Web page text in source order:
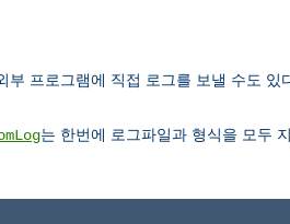
프로그램에 직접 로그를 보낼 수도 있
는 한번에 로그파일과 형식을 모두